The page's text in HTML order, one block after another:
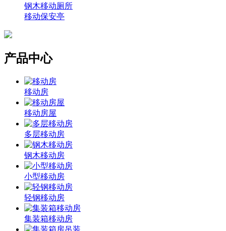
钢木移动厕所
移动保安亭
产品中心
移动房
移动房屋
多层移动房
钢木移动房
小型移动房
轻钢移动房
集装箱移动房